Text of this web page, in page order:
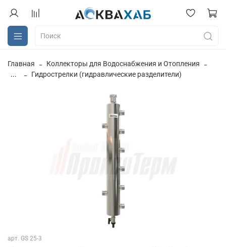
Главная
Коллекторы для Водоснабжения и Отопления
...
Гидрострелки (гидравлические разделители)
арт. GS 25-3